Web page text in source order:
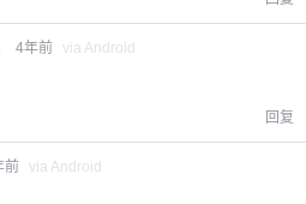
5 元 10 元
¥
4年前 via Android
回复
前 via Android